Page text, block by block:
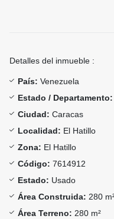
Detalles del inmueble :
País: Venezuela
Estado / Departamento:
Ciudad: Caracas
Localidad: El Hatillo
Zona: El Hatillo
Código: 7614912
Estado: Usado
Área Construida: 280
Área Terreno: 280 m²